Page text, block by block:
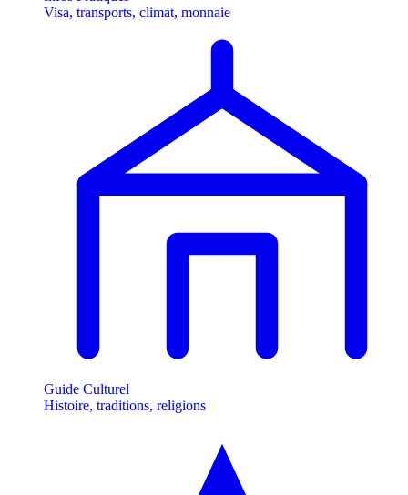
Visa, transports, climat, monnaie
Guide Culturel
Histoire, traditions, religions